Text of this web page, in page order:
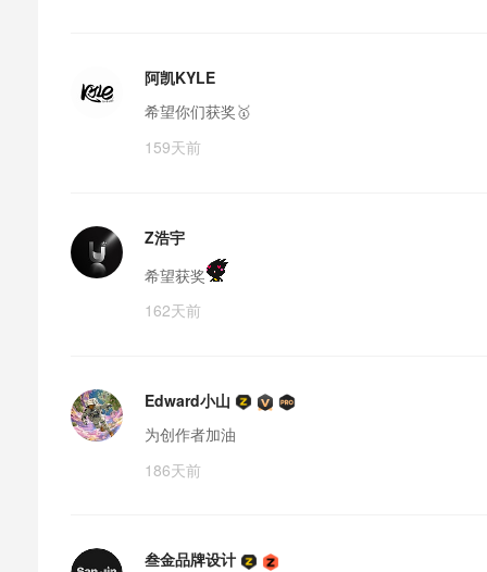
阿凯KYLE
希望你们获奖🥇
159天前
Z浩宇
希望获奖
162天前
Edward小山
为创作者加油
186天前
叁金品牌设计